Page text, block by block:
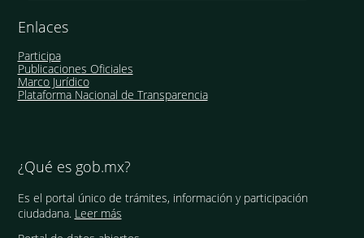
Enlaces
Participa
Publicaciones Oficiales
Marco Jurídico
Plataforma Nacional de Transparencia
¿Qué es gob.mx?
Es el portal único de trámites, información y participación
ciudadana. Leer más